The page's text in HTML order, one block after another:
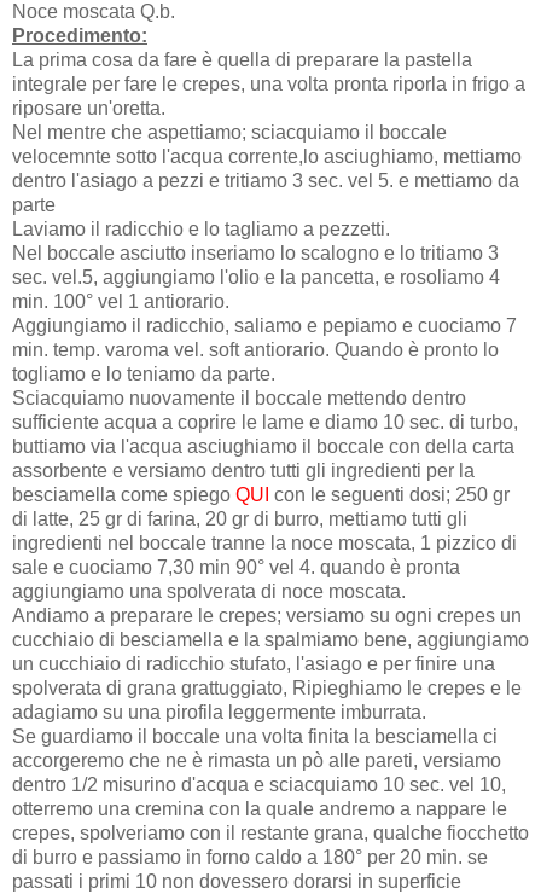
Noce moscata Q.b.
Procedimento:
La prima cosa da fare è quella di preparare la pastella
integrale per fare le crepes, una volta pronta riporla in frigo a
riposare un'oretta.
Nel mentre che aspettiamo; sciacquiamo il boccale
velocemnte sotto l'acqua corrente,lo asciughiamo, mettiamo
dentro l'asiago a pezzi e tritiamo 3 sec. vel 5. e mettiamo da
parte
Laviamo il radicchio e lo tagliamo a pezzetti.
Nel boccale asciutto inseriamo lo scalogno e lo tritiamo 3
sec. vel.5, aggiungiamo l'olio e la pancetta, e rosoliamo 4
min. 100° vel 1 antiorario.
Aggiungiamo il radicchio, saliamo e pepiamo e cuociamo 7
min. temp. varoma vel. soft antiorario. Quando è pronto lo
togliamo e lo teniamo da parte.
Sciacquiamo nuovamente il boccale mettendo dentro
sufficiente acqua a coprire le lame e diamo 10 sec. di turbo,
buttiamo via l'acqua asciughiamo il boccale con della carta
assorbente e versiamo dentro tutti gli ingredienti per la
besciamella come spiego QUI con le seguenti dosi; 250 gr
di latte, 25 gr di farina, 20 gr di burro, mettiamo tutti gli
ingredienti nel boccale tranne la noce moscata, 1 pizzico di
sale e cuociamo 7,30 min 90° vel 4. quando è pronta
aggiungiamo una spolverata di noce moscata.
Andiamo a preparare le crepes; versiamo su ogni crepes un
cucchiaio di besciamella e la spalmiamo bene, aggiungiamo
un cucchiaio di radicchio stufato, l'asiago e per finire una
spolverata di grana grattuggiato, Ripieghiamo le crepes e le
adagiamo su una pirofila leggermente imburrata.
Se guardiamo il boccale una volta finita la besciamella ci
accorgeremo che ne è rimasta un pò alle pareti, versiamo
dentro 1/2 misurino d'acqua e sciacquiamo 10 sec. vel 10,
otterremo una cremina con la quale andremo a nappare le
crepes, spolveriamo con il restante grana, qualche fiocchetto
di burro e passiamo in forno caldo a 180° per 20 min. se
passati i primi 10 non dovessero dorarsi in superficie